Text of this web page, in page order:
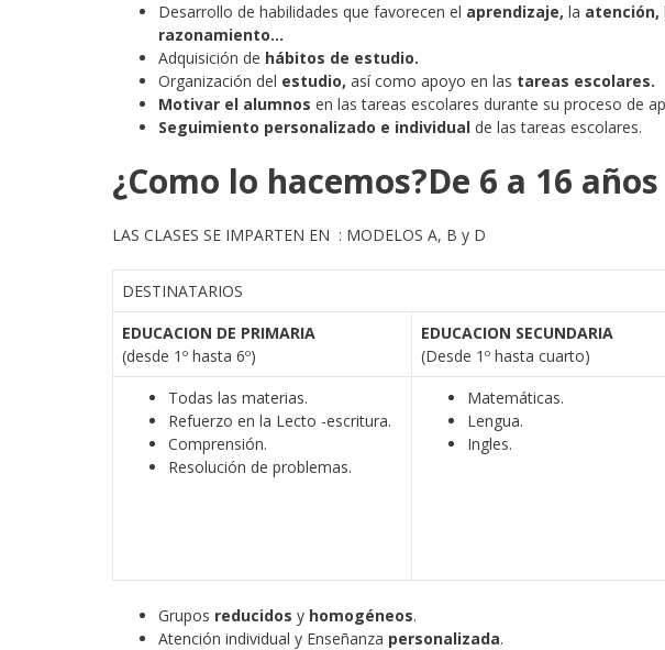
Desarrollo de habilidades que favorecen el aprendizaje, la atención,
razonamiento…
Adquisición de hábitos de estudio.
Organización del estudio, así como apoyo en las tareas escolares.
Motivar el alumnos en las tareas escolares durante su proceso de
Seguimiento personalizado e individual de las tareas escolares.
¿Como lo hacemos?De 6 a 16 años
LAS CLASES SE IMPARTEN EN : MODELOS A, B y D
DESTINATARIOS
EDUCACION DE PRIMARIA
(desde 1º hasta 6º)
EDUCACION SECUNDARIA
(Desde 1º hasta cuarto)
Todas las materias.
Refuerzo en la Lecto -escritura.
Comprensión.
Resolución de problemas.
Matemáticas.
Lengua.
Ingles.
Grupos reducidos y homogéneos.
Atención individual y Enseñanza personalizada.